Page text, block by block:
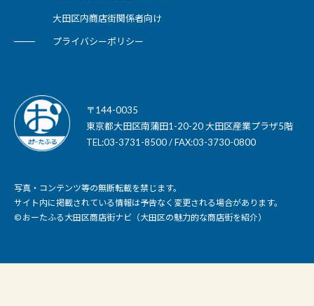
大田区内商店街関係者向け
プライバシーポリシー
〒144-0035
東京都大田区南蒲田1-20-20 大田区産業プラザ5階
TEL:03-3731-8500 / FAX:03-3730-0800
写真・コンテンツ等の無断転載を禁じます。
サイト内に掲載されている情報は予告なく変更される場合があります。
© おーたふる大田区商店街ナビ（大田区の魅力的な商店街を紹介）